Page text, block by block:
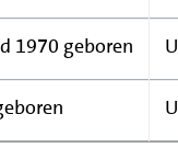
1970 geboren